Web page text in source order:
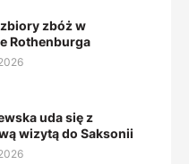
zbóż w
Rothenburga
uda się z
wizytą do Saksonii